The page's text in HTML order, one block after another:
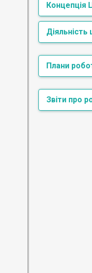
Концепція
Плани
План
Звіти про